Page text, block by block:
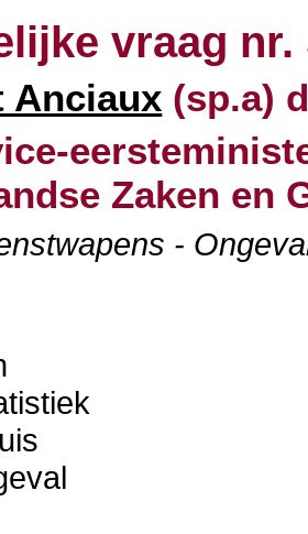
vraag nr.
Anciaux (sp.a)
Zaken en
-